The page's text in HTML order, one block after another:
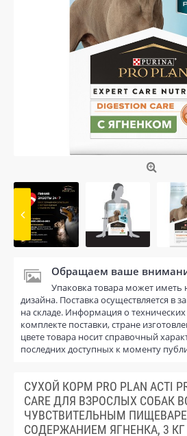
Обращаем ваше
Упаковка товара может иметь
дизайна. Поставка осуществляется в
на складе. Информация о технических
комплекте поставки, стране
цвете товара носит справочный
последних доступных к моменту
СУХОЙ КОРМ PRO PLAN ACTI
CARE ДЛЯ ВЗРОСЛЫХ СОБАК
ЧУВСТВИТЕЛЬНЫМ
СОДЕРЖАНИЕМ ЯГНЕНКА, 3 КГ